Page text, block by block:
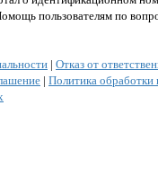
пользователям по
| Отказ от
| Политика